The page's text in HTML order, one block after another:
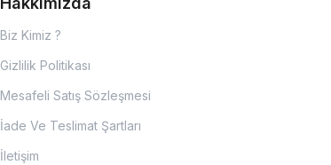
Biz Kimiz ?
Gizlilik Politikası
Mesafeli Satış Sözleşmesi
İade Ve Teslimat Şartları
İletişim